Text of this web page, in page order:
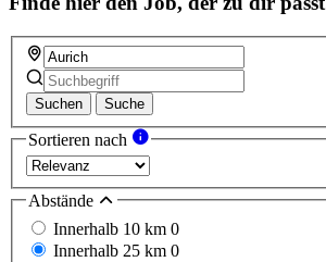
Suchen Suche
Sortieren nach
Abstände
Innerhalb 10 km 0
Innerhalb 25 km 0